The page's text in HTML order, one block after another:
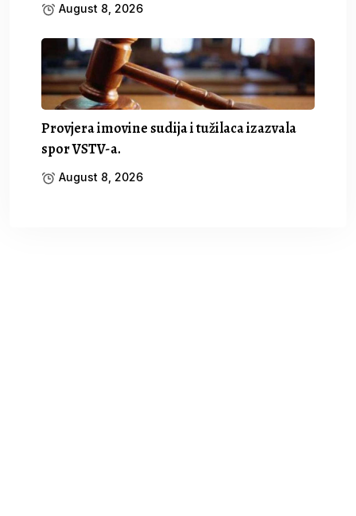
August 8, 2026
Provjera imovine sudija i tužilaca izazvala
spor VSTV-a.
August 8, 2026